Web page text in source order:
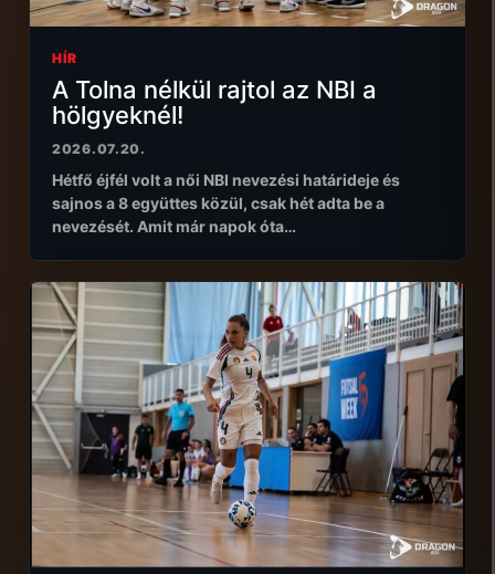
HÍR
A Tolna nélkül rajtol az NBI a
hölgyeknél!
2026.07.20.
Hétfő éjfél volt a női NBI nevezési határideje és
sajnos a 8 együttes közül, csak hét adta be a
nevezését. Amit már napok óta…